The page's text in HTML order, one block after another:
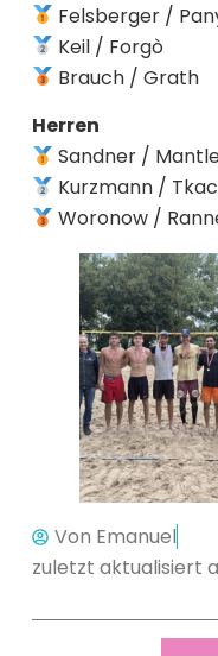
Felsberger /
Keil / Forgò
Brauch / Grath
Herren
Sandner /
Kurzmann /
Woronow /
Von Emanuel
zuletzt aktualisiert